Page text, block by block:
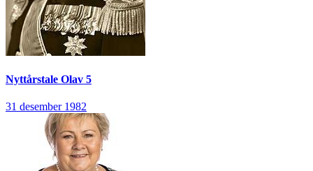
Nyttårstale Olav 5
31 desember 1982